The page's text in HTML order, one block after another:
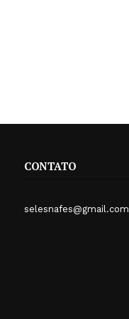
CONTATO
selesnafes@gmail.com